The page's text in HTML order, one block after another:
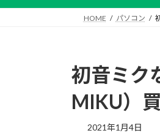
キ
に
HOME パソコン
初音ミク
MIKU）
2021年1月4日